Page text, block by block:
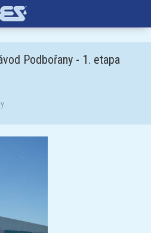
Podbořany - 1. etapa